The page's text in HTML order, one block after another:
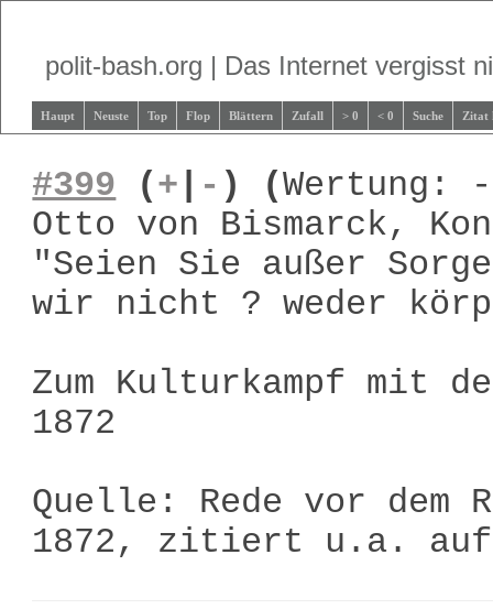
polit-bash.org | Das Internet vergisst
Haupt Neuste Top Flop Blättern Zufall > 0 < 0 Suche Zitat
#399 (+ - ) (Wertung: -
Otto von Bismarck,
"Seien Sie außer
wir nicht ? weder
Zum Kulturkampf mit
1872
Quelle: Rede vor dem
1872, zitiert u.a.